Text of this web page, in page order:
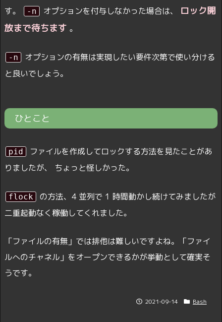
す。
-n オプションを付与しなかった場合は、 ロック開
放まで待ちます 。
-n
オプションの有無は実現したい要件次第で使い分ける
と良いでしょう。
ひとこと
pid
ファイルを作成してロックする方法を見たことがあ
りましたが、 ちょっと怪しかった。
flock
の方法、4 並列で 1 時間動かし続けてみましたが
二重起動なく稼働してくれました。
「ファイルの有無」では排他は難しいですよね。「ファイ
ルへのチャネル」をオープンできるかが挙動として確実そ
うです。
2021-09-14 Bash